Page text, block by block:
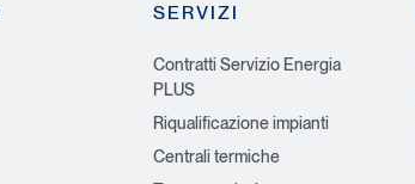
SERVIZI
Contratti Servizio Energia
PLUS
Riqualificazione impianti
Centrali termiche